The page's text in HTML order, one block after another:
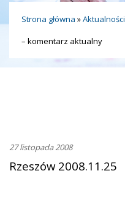
Strona główna »Aktualności
– komentarz aktualny
27 listopada 2008
Rzeszów 2008.11.25